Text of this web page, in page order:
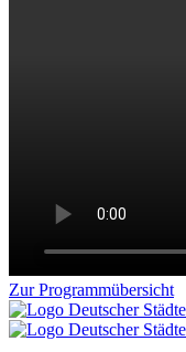
Zur Programmübersicht